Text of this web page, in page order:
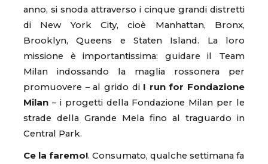
anno, si snoda attraverso i cinque grandi distretti
di New York City, cioè Manhattan, Bronx,
Brooklyn, Queens e Staten Island. La loro
missione è importantissima: guidare il Team
Milan indossando la maglia rossonera per
promuovere – al grido di I run for Fondazione
Milan – i progetti della Fondazione Milan per le
strade della Grande Mela fino al traguardo in
Central Park.
Ce la faremo!. Consumato, qualche settimana fa